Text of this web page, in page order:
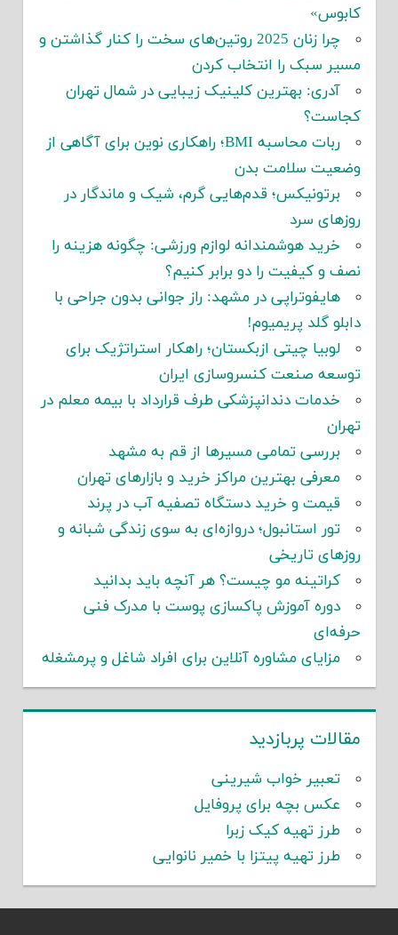
کابوس»
چرا زنان 2025 روتین‌های سخت را کنار گذاشتن و
مسیر سبک را انتخاب کردن
آدری: بهترین کلینیک زیبایی در شمال تهران
کجاست؟
ربات محاسبه BMI؛ راهکاری نوین برای آگاهی از
وضعیت سلامت بدن
برتونیکس؛ قدم‌هایی گرم، شیک و ماندگار در
روزهای سرد
خرید هوشمندانه لوازم ورزشی: چگونه هزینه را
نصف و کیفیت را دو برابر کنیم؟
هایفوتراپی در مشهد: راز جوانی بدون جراحی با
دابلو گلد پریمیوم!
لوبیا چیتی ازبکستان؛ راهکار استراتژیک برای
توسعه صنعت کنسروسازی ایران
خدمات دندانپزشکی طرف قرارداد با بیمه معلم در
تهران
بررسی تمامی مسیرها از قم به مشهد
معرفی بهترین مراکز خرید و بازارهای تهران
قیمت و خرید دستگاه تصفیه آب در پرند
تور استانبول؛ دروازه‌ای به سوی زندگی شبانه و
روزهای تاریخی
کراتینه مو چیست؟ هر آنچه باید بدانید
دوره آموزش پاکسازی پوست با مدرک فنی
حرفه‌ای
مزایای مشاوره آنلاین برای افراد شاغل و پرمشغله
مقالات پربازدید
تعبیر خواب شیرینی
عکس بچه برای پروفایل
طرز تهیه کیک زبرا
طرز تهیه پیتزا با خمیر نانوایی